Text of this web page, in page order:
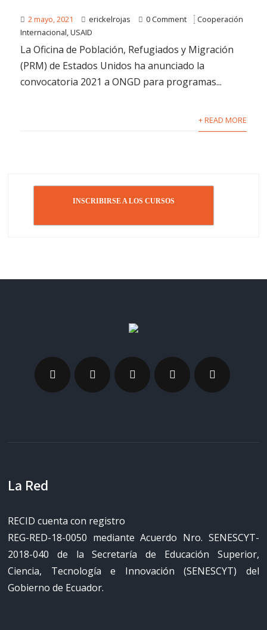
2 mayo, 2021 erickelrojas 0 Comment
Cooperación
Internacional,USAID
La Oficina de Población, Refugiados y Migración
(PRM) de Estados Unidos ha anunciado la
convocatoria 2021 a ONGD para programas...
+ READ MORE
INSCRIBIRSE A LOS CURSOS
La Red
RECID cuenta con registro
REG-RED-18-0050 mediante Acuerdo Nro. SENESCYT-
2018-040 de la Secretaría de Educación Superior,
Ciencia, Tecnología e Innovación (SENESCYT) del
Gobierno de Ecuador.